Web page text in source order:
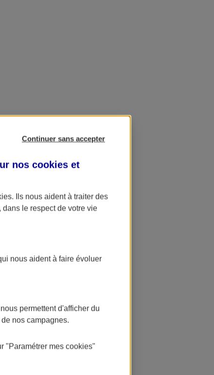
AXA Banque
Continuer sans accepter
nos cookies et
. Ils nous aident à traiter des
le respect de votre vie
nous aident à faire évoluer
permettent d'afficher du
nos campagnes.
"Paramétrer mes cookies"